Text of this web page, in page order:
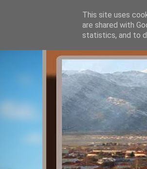
This site uses
are shared with
statistics, and to